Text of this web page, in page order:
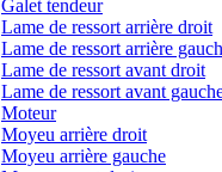
Galet tendeur
Lame de ressort arrière droit
Lame de ressort arrière
Lame de ressort avant droit
Lame de ressort avant
Moteur
Moyeu arrière droit
Moyeu arrière gauche